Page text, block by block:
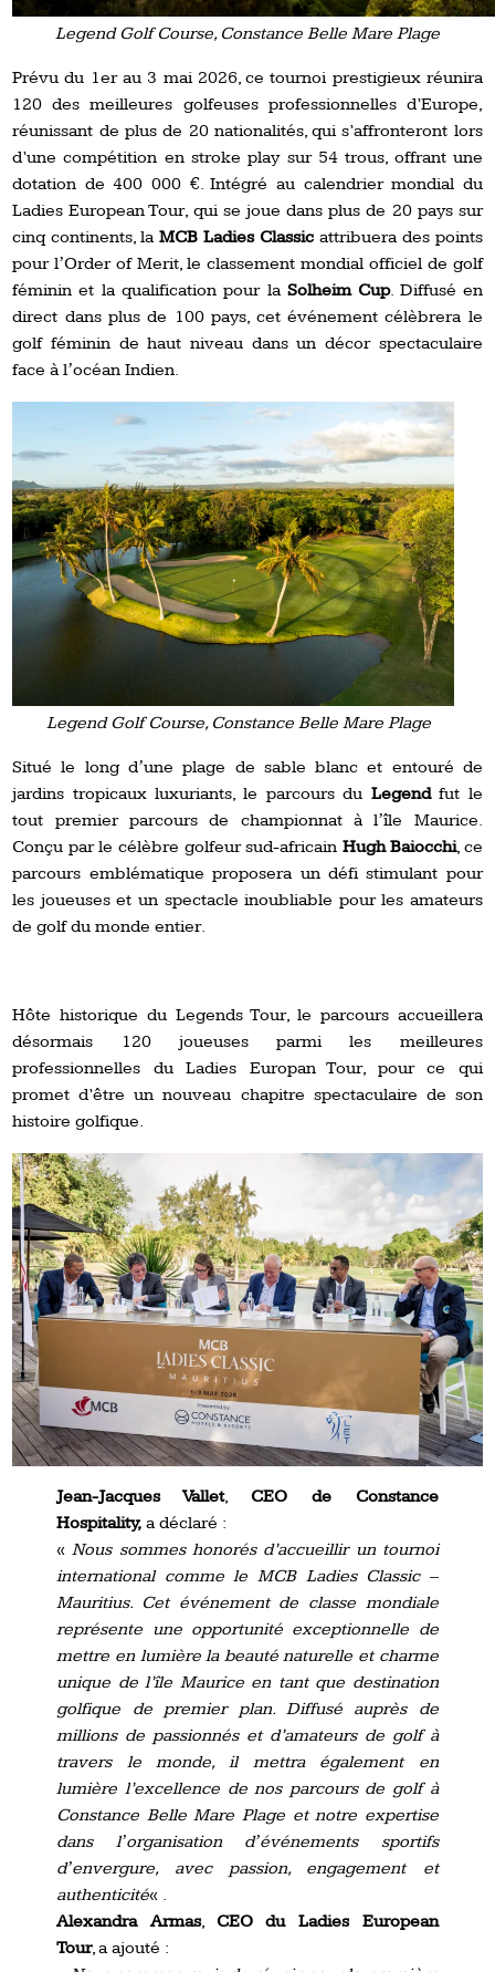
Legend Golf Course, Constance Belle Mare Plage
Prévu du 1er au 3 mai 2026, ce tournoi prestigieux réunira
120 des meilleures golfeuses professionnelles d’Europe,
réunissant de plus de 20 nationalités, qui s’affronteront lors
d’une compétition en stroke play sur 54 trous, offrant une
dotation de 400 000 €. Intégré au calendrier mondial du
Ladies European Tour, qui se joue dans plus de 20 pays sur
cinq continents, laMCB Ladies Classicattribuera des points
pour lʼOrder of Merit, le classement mondial officiel de golf
féminin et la qualification pour la Solheim Cup. Diffusé en
direct dans plus de 100 pays, cet événement célèbrera le
golf féminin de haut niveau dans un décor spectaculaire
face à lʼocéan Indien.
Legend Golf Course, Constance Belle Mare Plage
Situé le long dʼune plage de sable blanc et entouré de
jardins tropicaux luxuriants, le parcours du Legendfut le
tout premier parcours de championnat à lʼîle Maurice.
Conçu par le célèbre golfeur sud-africain Hugh Baiocchi, ce
parcours emblématique proposera un défi stimulant pour
les joueuses et un spectacle inoubliable pour les amateurs
de golf du monde entier.
Hôte historique du Legends Tour, le parcours accueillera
désormais 120 joueuses parmi les meilleures
professionnelles du Ladies Europan Tour, pour ce qui
promet d’être un nouveau chapitre spectaculaire de son
histoire golfique.
Jean-Jacques Vallet, CEO de Constance
Hospitality, a déclaré :
«Nous sommes honorés d’accueillir un tournoi
international comme le MCB Ladies Classic ‒
Mauritius. Cet événement de classe mondiale
représente une opportunité exceptionnelle de
mettre en lumière la beauté naturelle et charme
unique de l’île Maurice en tant que destination
golfique de premier plan. Diffusé auprès de
millions de passionnés et d’amateurs de golf à
travers le monde, il mettra également en
lumière l’excellence de nos parcours de golf à
Constance Belle Mare Plage et notre expertise
dans lʼorganisation dʼévénements sportifs
dʼenvergure, avec passion, engagement et
authenticité« .
Alexandra Armas, CEO du Ladies European
Tour, a ajouté :